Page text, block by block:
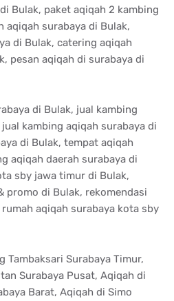
Bulak, paket aqiqah 2 kambing
aqiqah surabaya di Bulak,
di Bulak, catering aqiqah
pesan aqiqah di surabaya di
di Bulak, jual kambing
kambing aqiqah surabaya di
di Bulak, tempat aqiqah
aqiqah daerah surabaya di
sby jawa timur di Bulak,
promo di Bulak, rekomendasi
aqiqah surabaya kota sby
Tambaksari Surabaya Timur,
Surabaya Pusat, Aqiqah di
Barat, Aqiqah di Simo